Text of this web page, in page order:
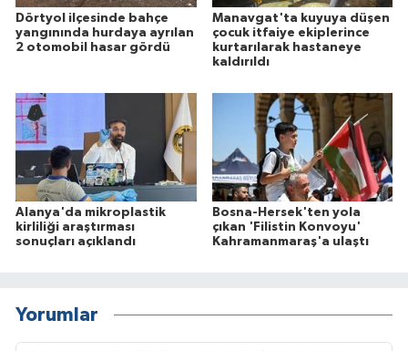
Dörtyol ilçesinde bahçe
yangınında hurdaya ayrılan
2 otomobil hasar gördü
Manavgat'ta kuyuya düşen
çocuk itfaiye ekiplerince
kurtarılarak hastaneye
kaldırıldı
Alanya'da mikroplastik
kirliliği araştırması
sonuçları açıklandı
Bosna-Hersek'ten yola
çıkan 'Filistin Konvoyu'
Kahramanmaraş'a ulaştı
Yorumlar